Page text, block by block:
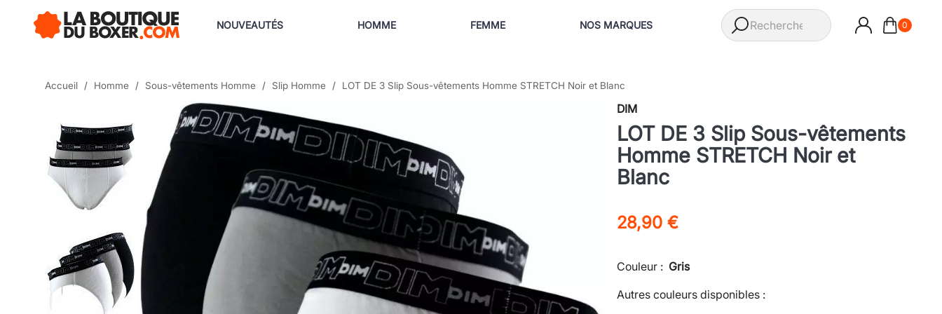
NOUVEAUTÉS HOMME FEMME NOS MARQUES 0
Accueil Homme Sous-vêtements Homme Slip Homme LOT DE 3 Slip Sous-vêtements Homme STRETCH Noir et Blanc
DIM
LOT DE 3 Slip Sous-vêtements
Homme STRETCH Noir et
Blanc
28,90 €
Couleur : Gris
Autres couleurs disponibles :